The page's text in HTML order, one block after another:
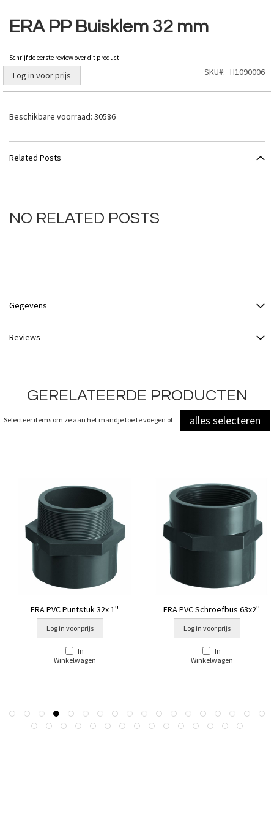
ERA PP Buisklem 32 mm
Schrijf de eerste review over dit product
Log in voor prijs SKU H1090006
Beschikbare voorraad: 30586
naar
het
van
afbeeldingen-
gallerij
Related Posts
NO RELATED POSTS
Gegevens
Reviews
GERELATEERDE PRODUCTEN
Selecteer items om ze aan het mandje toe te voegen of alles selecteren
ERA PVC Puntstuk 32x 1''
Log in voor prijs
In
Winkelwagen
ERA PVC Schroefbus 63x2''
Log in voor prijs
In
Winkelwagen